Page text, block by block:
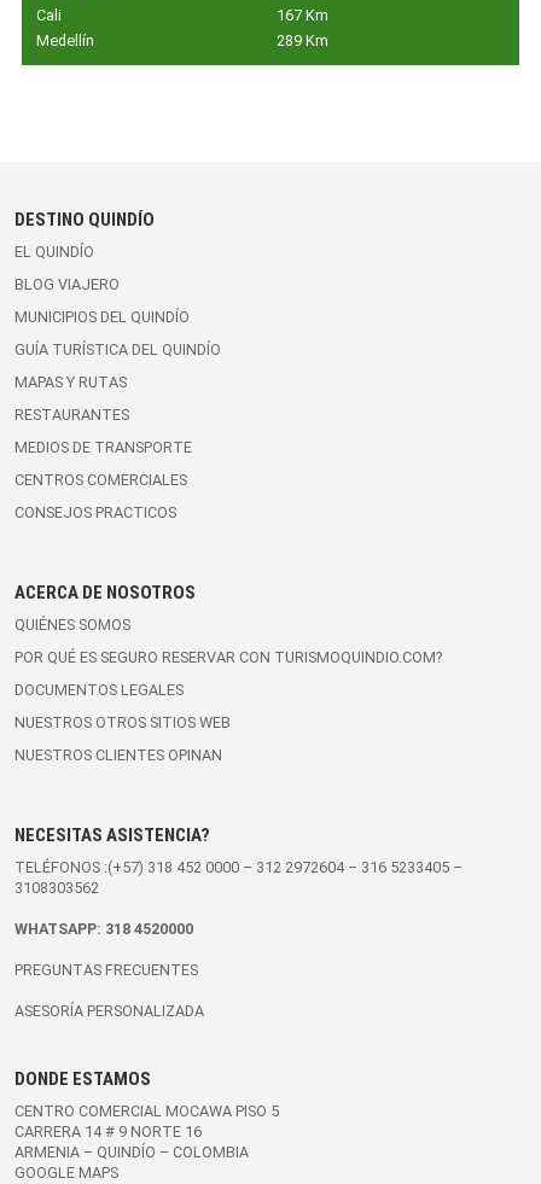
Cali
167 Km
Medellín
289 Km
DESTINO QUINDÍO
EL QUINDÍO
BLOG VIAJERO
MUNICIPIOS DEL QUINDÍO
GUÍA TURÍSTICA DEL QUINDÍO
MAPAS Y RUTAS
RESTAURANTES
MEDIOS DE TRANSPORTE
CENTROS COMERCIALES
CONSEJOS PRACTICOS
ACERCA DE NOSOTROS
QUIÉNES SOMOS
POR QUÉ ES SEGURO RESERVAR CON TURISMOQUINDIO.COM?
DOCUMENTOS LEGALES
NUESTROS OTROS SITIOS WEB
NUESTROS CLIENTES OPINAN
NECESITAS ASISTENCIA?
TELÉFONOS :(+57) 318 452 0000 – 312 2972604– 316 5233405 –
3108303562
WHATSAPP: 318 4520000
PREGUNTAS FRECUENTES
ASESORÍA PERSONALIZADA
DONDE ESTAMOS
CENTRO COMERCIAL MOCAWA PISO 5
CARRERA 14 # 9 NORTE 16
ARMENIA – QUINDÍO – COLOMBIA
GOOGLE MAPS